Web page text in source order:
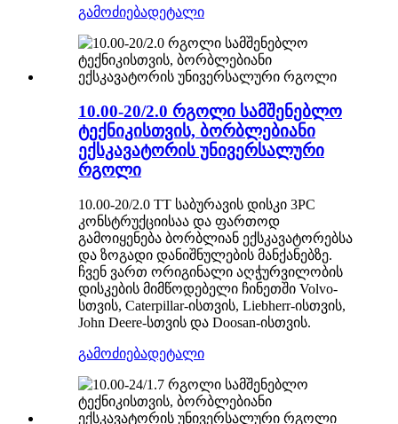
გამოძიებადეტალი
10.00-20/2.0 რგოლი სამშენებლო
ტექნიკისთვის, ბორბლებიანი
ექსკავატორის უნივერსალური
რგოლი
10.00-20/2.0 TT საბურავის დისკი 3PC
კონსტრუქციისაა და ფართოდ
გამოიყენება ბორბლიან ექსკავატორებსა
და ზოგადი დანიშნულების მანქანებზე.
ჩვენ ვართ ორიგინალი აღჭურვილობის
დისკების მიმწოდებელი ჩინეთში Volvo-
სთვის, Caterpillar-ისთვის, Liebherr-ისთვის,
John Deere-სთვის და Doosan-ისთვის.
გამოძიებადეტალი